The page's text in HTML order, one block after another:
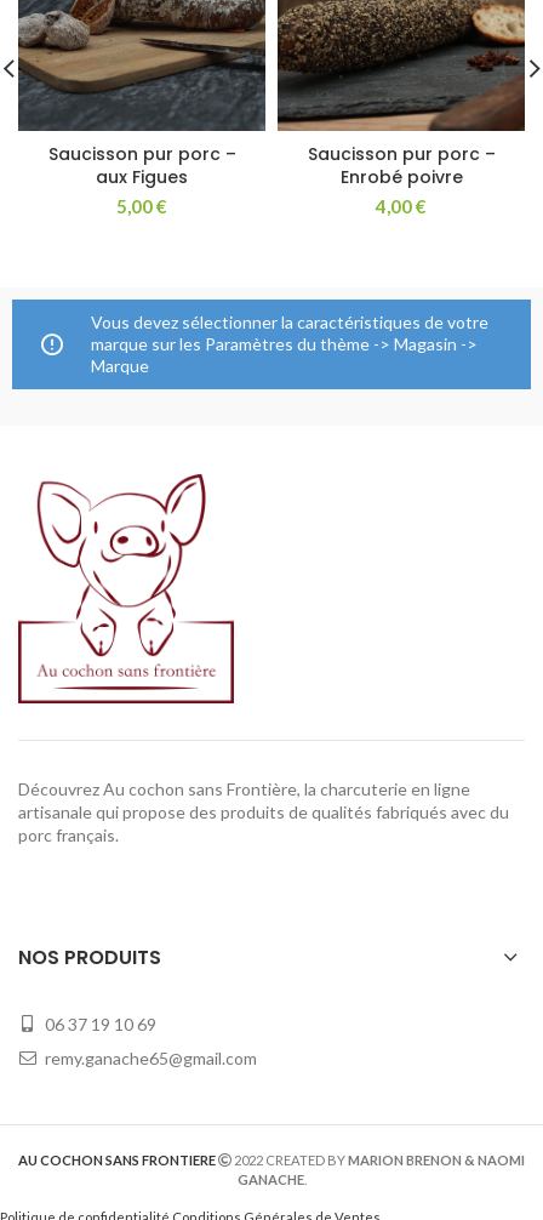
Saucisson pur porc –
aux Figues
5,00€
Saucisson pur porc –
Enrobé poivre
4,00€
Vous devez sélectionner la caractéristiques de votre
marque sur les Paramètres du thème -> Magasin ->
Marque
Découvrez Au cochon sans Frontière, la charcuterie en ligne
artisanale qui propose des produits de qualités fabriqués avec du
porc français.
NOS PRODUITS
06 37 19 10 69
remy.ganache65@gmail.com
AU COCHON SANS FRONTIERE 2022 CREATED BYMARION BRENON & NAOMI
GANACHE.